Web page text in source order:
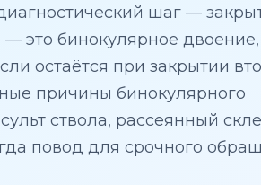
шаг —
это бинокулярное двоение,
остаётся при закрытии
причины бинокулярного
ствола, рассеянный
повод для срочного